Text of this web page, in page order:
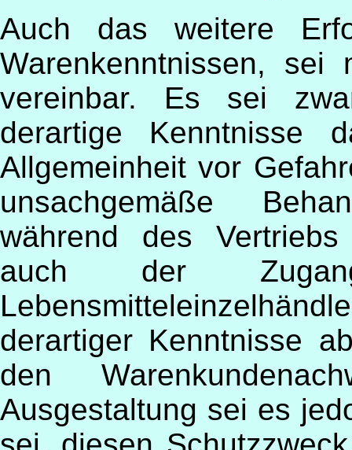
Auch das weitere
Warenkenntnissen,
vereinbar. Es sei
derartige Kenntnisse
Allgemeinheit vor
unsachgemäße
während des
auch der
derartiger Kenntnisse
den
Ausgestaltung sei es